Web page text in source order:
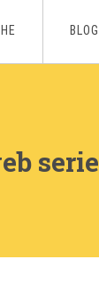
BLOG
serie